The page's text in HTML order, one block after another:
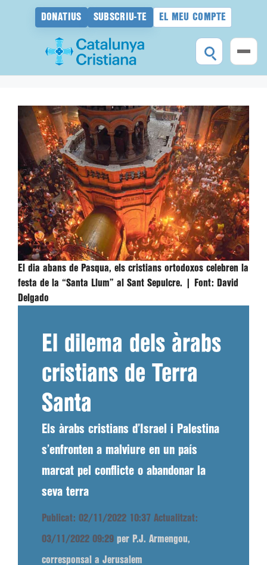
DONATIUS SUBSCRIU-TE EL MEU COMPTE
El dia abans de Pasqua, els cristians ortodoxos celebren la
festa de la “Santa Llum” al Sant Sepulcre. |
Font: David
Delgado
El dilema dels àrabs
cristians de Terra
Santa
Els àrabs cristians d’Israel i Palestina
s’enfronten a malviure en un país
marcat pel conflicte o abandonar la
seva terra
Publicat: 02/11/2022 10:37 Actualitzat:
03/11/2022 09:29 per P.J. Armengou,
corresponsal a Jerusalem